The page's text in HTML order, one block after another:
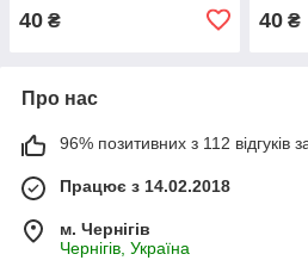
40 ₴ 40₴
Про нас
96% позитивних з 112 відгуків
Працює з 14.02.2018
м. Чернігів
Чернігів, Україна